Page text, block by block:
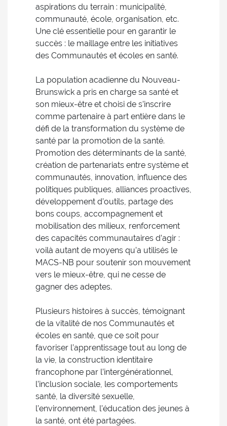
aspirations du terrain : municipalité,
communauté, école, organisation, etc.
Une clé essentielle pour en garantir le
succès : le maillage entre les initiatives
des Communautés et écoles en santé.
La population acadienne du Nouveau-
Brunswick a pris en charge sa santé et
son mieux-être et choisi de s’inscrire
comme partenaire à part entière dans le
défi de la transformation du système de
santé par la promotion de la santé.
Promotion des déterminants de la santé,
création de partenariats entre système et
communautés, innovation, influence des
politiques publiques, alliances proactives,
développement d’outils, partage des
bons coups, accompagnement et
mobilisation des milieux, renforcement
des capacités communautaires d’agir :
voilà autant de moyens qu’a utilisés le
MACS-NB pour soutenir son mouvement
vers le mieux-être, qui ne cesse de
gagner des adeptes.
Plusieurs histoires à succès, témoignant
de la vitalité de nos Communautés et
écoles en santé, que ce soit pour
favoriser l’apprentissage tout au long de
la vie, la construction identitaire
francophone par l’intergénérationnel,
l’inclusion sociale, les comportements
santé, la diversité sexuelle,
l’environnement, l’éducation des jeunes à
la santé, ont été partagées.